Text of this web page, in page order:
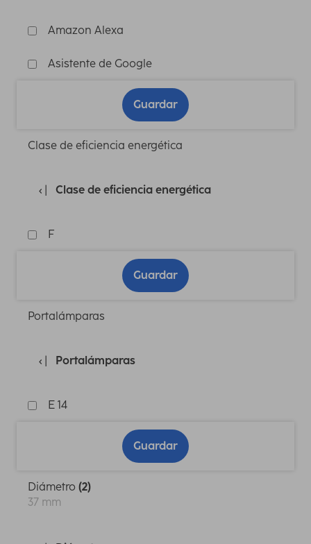
Amazon Alexa
Asistente de Google
Guardar
Clase de eficiencia energética
Clase de eficiencia energética
F
Guardar
Portalámparas
Portalámparas
E 14
Guardar
Diámetro (2)
37 mm